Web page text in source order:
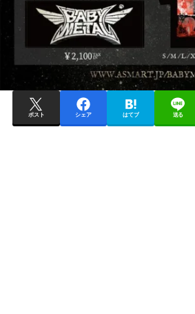
ポスト シェア はてブ 送る